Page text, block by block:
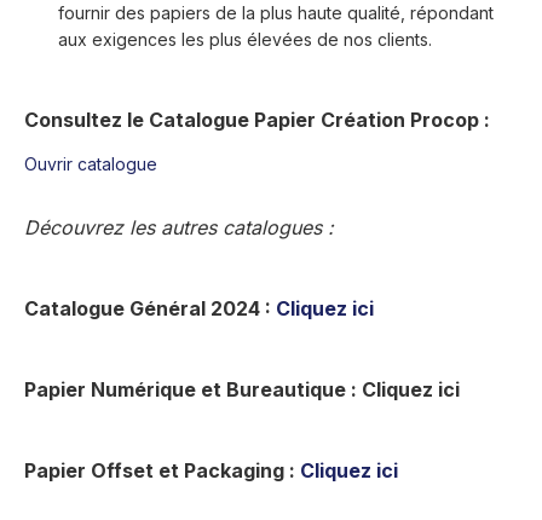
fournir des papiers de la plus haute qualité, répondant
aux exigences les plus élevées de nos clients.
Consultez le Catalogue Papier Création Procop :
Ouvrir catalogue
Découvrez les autres catalogues :
Catalogue Général 2024 : Cliquez ici
Papier Numérique et Bureautique : Cliquez ici
Papier Offset et Packaging : Cliquez ici